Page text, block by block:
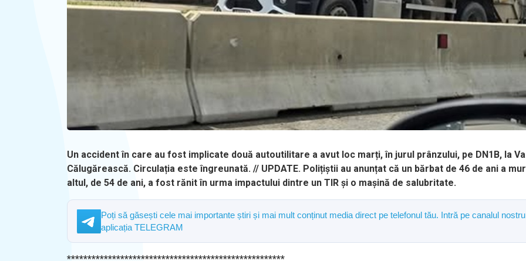
Un accident în care au fost implicate două autoutilitare a avut loc marți, în jurul prânzului, pe DN1B, la
Călugărească. Circulația este îngreunată. // UPDATE. Polițiștii au anunțat că un bărbat de 46 de ani a
altul, de 54 de ani, a fost rănit în urma impactului dintre un TIR și o mașină de salubritate.
Poți să găsești cele mai importante știri și mai mult conținut media direct pe telefonul tău. Intră pe canalul
aplicația TELEGRAM